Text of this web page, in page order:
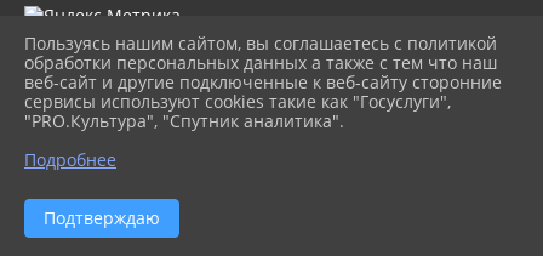
2026 г. dk-rossiya.ru
Вход
Карта сайта
Политика обработки персональных данных
Сделано на KubCMS
Разработка и поддержка
Пользуясь нашим сайтом, вы соглашаетесь с политикой
обработки персональных данных а также с тем что наш
веб-сайт и другие подключенные к веб-сайту сторонние
сервисы используют cookies такие как "Госуслуги",
"PRO.Культура", "Спутник аналитика".
Подробнее
Подтверждаю